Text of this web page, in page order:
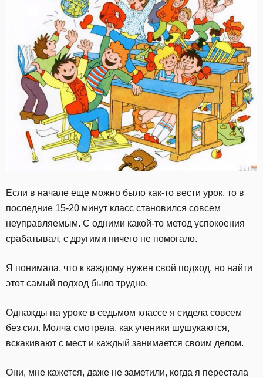
Если в начале еще можно было как-то вести урок, то в
последние 15-20 минут класс становился совсем
неуправляемым. С одними какой-то метод успокоения
срабатывал, с другими ничего не помогало.
Я понимала, что к каждому нужен свой подход, но найти
этот самый подход было трудно.
Однажды на уроке в седьмом классе я сидела совсем
без сил. Молча смотрела, как ученики шушукаются,
вскакивают с мест и каждый занимается своим делом.
Они, мне кажется, даже не заметили, когда я перестала